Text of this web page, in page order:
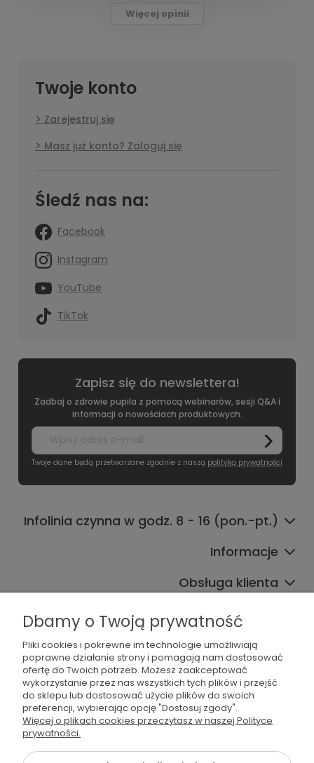
Więcej opinii
Twoje konto
Zarejestruj się
Masz już konto? Zaloguj się
Śledź nas na:
Facebook
Instagram
YouTube
TikTok
Zapisz się do newslettera!
Zadbaj o zdrowie pupila z pomocą webinarów, sesji Q&A i
informacji o nowościach produktowych.
Twoje dane będą przetwarzane zgodnie z naszą polityką prywatności
Infolinia czynna w godz. 8 - 16 (pon.-pt.)
Informacje
Obsługa klienta
Współpraca
536 042 061
Dbamy o Twoją prywatność
Pliki cookies i pokrewne im technologie umożliwiają
poprawne działanie strony i pomagają nam dostosować
ofertę do Twoich potrzeb. Możesz zaakceptować
wykorzystanie przez nas wszystkich tych plików i przejść
do sklepu lub dostosować użycie plików do swoich
preferencji, wybierając opcję "Dostosuj zgody".
Więcej o plikach cookies przeczytasz w naszej Polityce
prywatności.